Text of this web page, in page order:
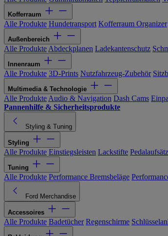
Kofferraum
Alle Produkte Hundetransport Kofferraum Organizer
Außenbereich
Alle Produkte Abdeckplanen Ladekantenschutz
Innenraum
Alle Produkte 3D-Prints Nutzfahrzeug-Zubehör
Multimedia & Technologie
Alle Produkte Audio & Navigation Dash Cams
Pannenhilfe & Sicherheitsprodukte
Styling & Tuning
Styling
Alle Produkte Einstiegsleisten Lackstifte
Tuning
Alle Produkte Performance Bremsbeläge
Ford Merchandise
Accessoires
Alle Produkte Badetücher Regenschirme